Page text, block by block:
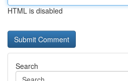
HTML is disabled
Search